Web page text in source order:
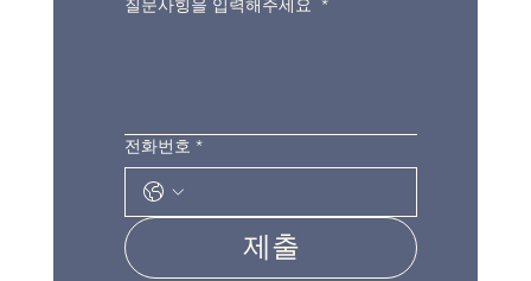
질문사힝을 입력해주세요 *
전화번호 *
제출